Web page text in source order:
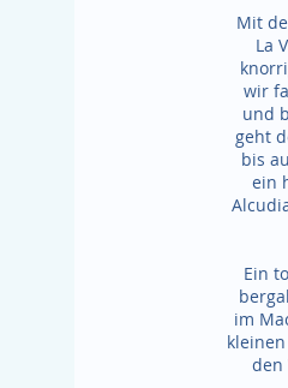
Mit
La
wir
und
geht
bis
ein
Ein
im
den